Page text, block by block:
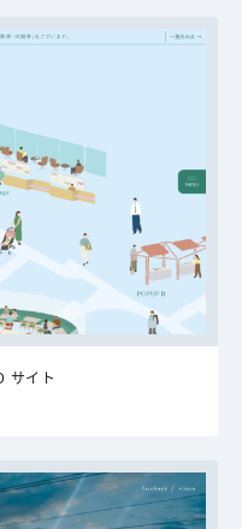
サイト